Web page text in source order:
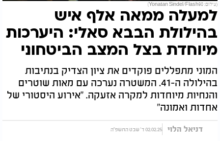
(צילום: Yonatan Sindel/Flash90)
למעלה ממאה אלף איש
בהילולת הבבא סאלי: היערכות
מיוחדת בצל המצב הביטחוני
המוני מתפללים פוקדים את ציון הצדיק בנתיבות
בהילולה ה-41. המשטרה נערכה עם מאות שוטרים
והנחיות מיוחדות למקרה אזעקה. "אירוע היסטורי של
אחדות ואמונה"
דניאל הלוי 02.02.25 ד' שבט התשפ"ה